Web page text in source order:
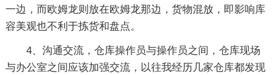
一边，而欧姆龙则放在欧姆龙那边，货物混放，即影响库
容美观也不利于拣货和盘点。
4、沟通交流，仓库操作员与操作员之间，仓库现场
与办公室之间应该加强交流，以往我经历几家仓库都发现